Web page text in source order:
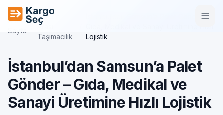
İçeriğe geç
Ana
Sayfa
Şehirler
Arası
Taşımacılık
İstanbul’dan Samsun’a Palet Gönder –
Lojistik
İstanbul’dan Samsun’a Palet
Gönder – Gıda, Medikal ve
Sanayi Üretimine Hızlı Lojistik